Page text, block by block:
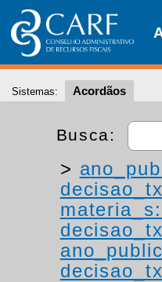
Sistemas: Acordãos
Busca:
>